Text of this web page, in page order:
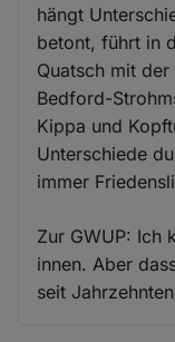
hängt
betont, führt in
Quatsch mit
Bedford-
Kippa und
Unterschiede
immer
Zur GWUP: Ich
innen. Aber
seit